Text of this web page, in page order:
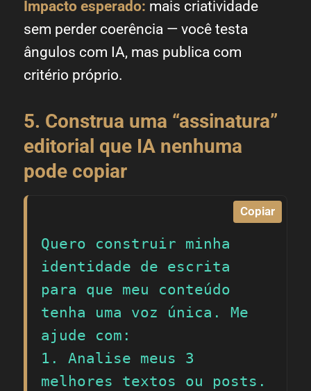
Impacto esperado: mais criatividade
sem perder coerência — você testa
ângulos com IA, mas publica com
critério próprio.
5. Construa uma “assinatura”
editorial que IA nenhuma
pode copiar
Copiar
Quero construir minha
identidade de escrita
para que meu conteúdo
tenha uma voz única. Me
ajude com:
1. Analise meus 3
melhores textos ou posts.